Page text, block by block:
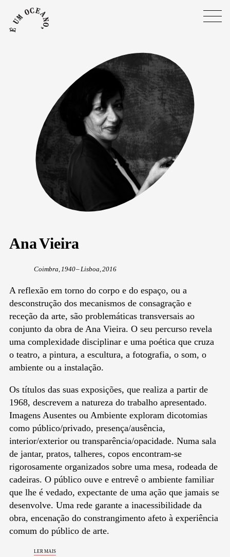
Ana Vieira
Coimbra, 1940 – Lisboa, 2016
A reflexão em torno do corpo e do espaço, ou a
desconstrução dos mecanismos de consagração e
receção da arte, são problemáticas transversais ao
conjunto da obra de Ana Vieira. O seu percurso revela
uma complexidade disciplinar e uma poética que cruza
o teatro, a pintura, a escultura, a fotografia, o som, o
ambiente ou a instalação.
Os títulos das suas exposições, que realiza a partir de
1968, descrevem a natureza do trabalho apresentado.
Imagens Ausentes ou Ambiente exploram dicotomias
como público/privado, presença/ausência,
interior/exterior ou transparência/opacidade. Numa sala
de jantar, pratos, talheres, copos encontram-se
rigorosamente organizados sobre uma mesa, rodeada de
cadeiras. O público ouve e entrevê o ambiente familiar
que lhe é vedado, expectante de uma ação que jamais se
desenvolve. Uma rede garante a inacessibilidade da
obra, encenação do constrangimento afeto à experiência
comum do público de arte.
ler mais